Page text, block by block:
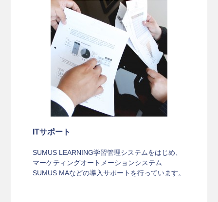
ITサポート
SUMUS LEARNING学習管理システムをはじめ、
マーケティングオートメーションシステム
SUMUS MAなどの導入サポートを行っています。